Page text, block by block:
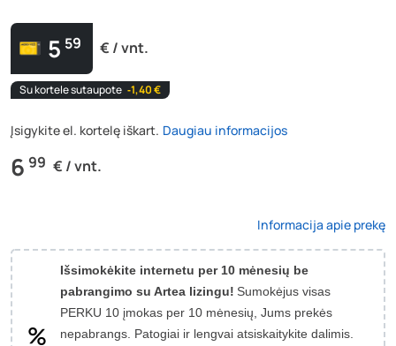
5 59 € / vnt.
Su kortele sutaupote ‐1,40 €
Įsigykite el. kortelę iškart. Daugiau informacijos
6 99 € / vnt.
Informacija apie prekę
Išsimokėkite internetu per 10 mėnesių be
pabrangimo su Artea lizingu! Sumokėjus visas
PERKU 10 įmokas per 10 mėnesių, Jums prekės
nepabrangs. Patogiai ir lengvai atsiskaitykite dalimis.